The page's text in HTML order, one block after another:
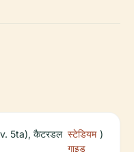
5ta), कैटरडल स्टेडियम
गाइड
)